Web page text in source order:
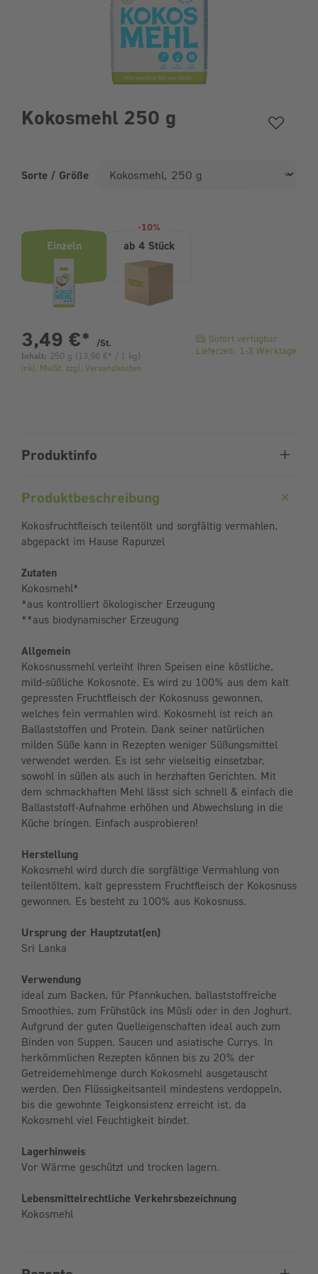
Kokosmehl 250 g
Sorte / Größe
Einzeln
-10%
ab 4 Stück
3,49 €* /St.
Inhalt: 250 g ( 13,96 € * / 1 kg)
inkl. MwSt. zzgl. Versandkosten
Sofort verfügbar
Lieferzeit: 1-3 Werktage
Produktinfo
Produktbeschreibung
Kokosfruchtfleisch teilentölt und sorgfältig vermahlen,
abgepackt im Hause Rapunzel
Zutaten
Kokosmehl*
*aus kontrolliert ökologischer Erzeugung
**aus biodynamischer Erzeugung
Allgemein
Kokosnussmehl verleiht Ihren Speisen eine köstliche,
mild-süßliche Kokosnote. Es wird zu 100% aus dem kalt
gepressten Fruchtfleisch der Kokosnuss gewonnen,
welches fein vermahlen wird. Kokosmehl ist reich an
Ballaststoffen und Protein. Dank seiner natürlichen
milden Süße kann in Rezepten weniger Süßungsmittel
verwendet werden. Es ist sehr vielseitig einsetzbar,
sowohl in süßen als auch in herzhaften Gerichten. Mit
dem schmackhaften Mehl lässt sich schnell & einfach die
Ballaststoff-Aufnahme erhöhen und Abwechslung in die
Küche bringen. Einfach ausprobieren!
Herstellung
Kokosmehl wird durch die sorgfältige Vermahlung von
teilentöltem, kalt gepresstem Fruchtfleisch der Kokosnuss
gewonnen. Es besteht zu 100% aus Kokosnuss.
Ursprung der Hauptzutat(en)
Sri Lanka
Verwendung
ideal zum Backen, für Pfannkuchen, ballaststoffreiche
Smoothies, zum Frühstück ins Müsli oder in den Joghurt.
Aufgrund der guten Quelleigenschaften ideal auch zum
Binden von Suppen, Saucen und asiatische Currys. In
herkömmlichen Rezepten können bis zu 20% der
Getreidemehlmenge durch Kokosmehl ausgetauscht
werden. Den Flüssigkeitsanteil mindestens verdoppeln,
bis die gewohnte Teigkonsistenz erreicht ist, da
Kokosmehl viel Feuchtigkeit bindet.
Lagerhinweis
Vor Wärme geschützt und trocken lagern.
Lebensmittelrechtliche Verkehrsbezeichnung
Kokosmehl